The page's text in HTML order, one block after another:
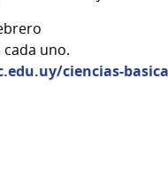
uno.
ciencias-